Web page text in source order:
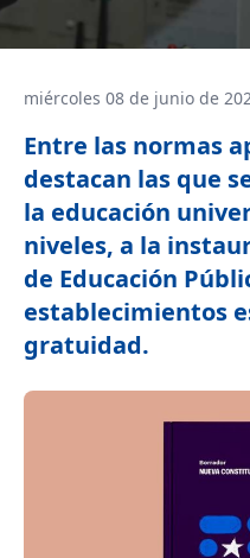
miércoles 08 de junio de
Entre las normas
destacan las que
la educación
niveles, a la
de Educación
establecimientos
gratuidad.